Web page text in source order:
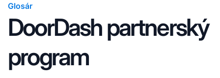
Glosár
DoorDash partnerský
program